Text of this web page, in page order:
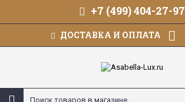
+7 (499) 404-27-97
ДОСТАВКА И ОПЛАТА